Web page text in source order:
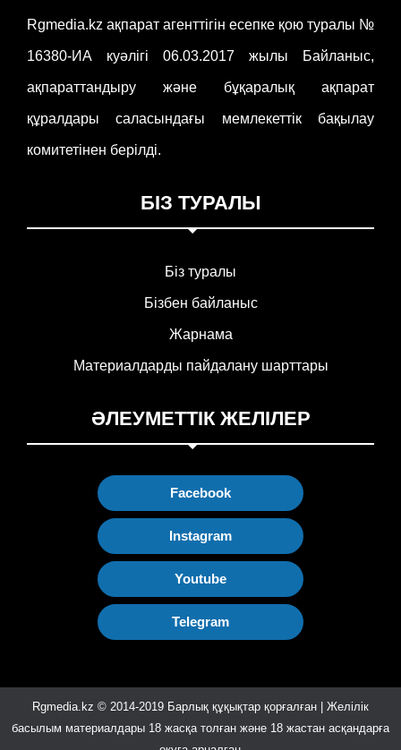
Rgmedia.kz ақпарат агенттігін есепке қою туралы №
16380-ИА куәлігі 06.03.2017 жылы Байланыс,
ақпараттандыру және бұқаралық ақпарат
құралдары саласындағы мемлекеттік бақылау
комитетінен берілді.
БІЗ ТУРАЛЫ
Біз туралы
Бізбен байланыс
Жарнама
Материалдарды пайдалану шарттары
ӘЛЕУМЕТТІК ЖЕЛІЛЕР
Facebook
Instagram
Youtube
Telegram
Rgmedia.kz © 2014-2019 Барлық құқықтар қорғалған | Желілік
басылым материалдары 18 жасқа толған және 18 жастан асқандарға